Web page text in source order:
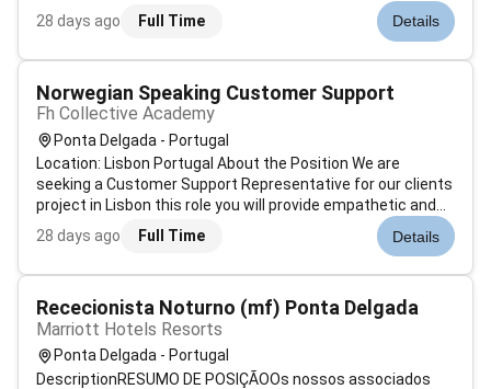
clientes a melhor experiência de compraEntão tu podes ser
o Deputy Store Manager que procuramos!O QUE TE
28 days ago Full Time Details
Norwegian Speaking Customer Support
Fh Collective Academy
Ponta Delgada - Portugal
Location: Lisbon Portugal About the Position We are
seeking a Customer Support Representative for our clients
project in Lisbon this role you will provide empathetic and
accurate customer support to Norwegian-speaking
customers. About the Location Lisbon Portugal is the
28 days ago Full Time Details
Rececionista Noturno (mf) Ponta Delgada
Marriott Hotels Resorts
Ponta Delgada - Portugal
DescriptionRESUMO DE POSIÇÃOOs nossos associados